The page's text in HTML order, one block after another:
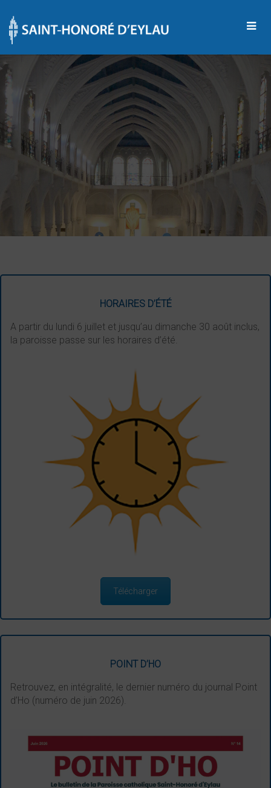
HORAIRES D’ÉTÉ
A partir du lundi 6 juillet et jusqu’au dimanche 30 août inclus,
la paroisse passe sur les horaires d’été.
Télécharger
POINT D’HO
Retrouvez, en intégralité, le dernier numéro du journal Point
d’Ho (numéro de juin 2026).